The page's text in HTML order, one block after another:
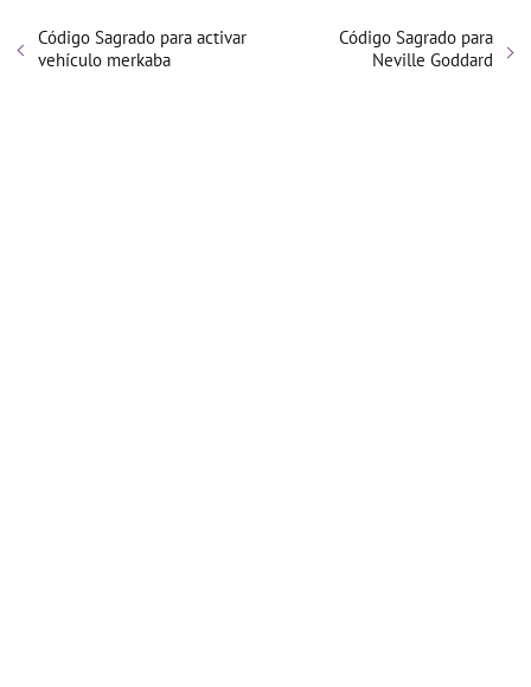
Código Sagrado para activar
vehículo merkaba
Código Sagrado para
Neville Goddard